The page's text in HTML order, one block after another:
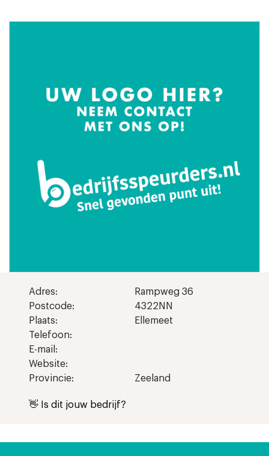
Adres:
Rampweg 36
Postcode:
4322NN
Plaats:
Ellemeet
Telefoon:
E-mail:
Website:
Provincie:
Zeeland
👋 Is dit jouw bedrijf?